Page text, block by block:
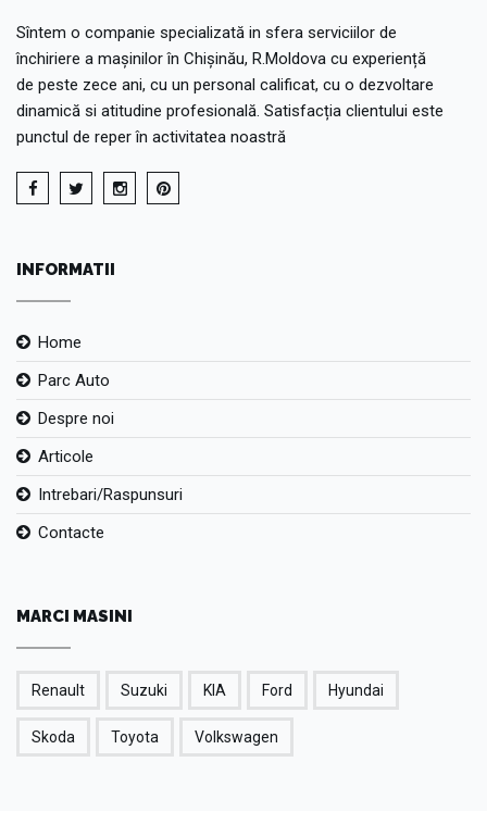
Sîntem o companie specializată in sfera serviciilor de
închiriere a mașinilor în Chișinău, R.Moldova cu experiență
de peste zece ani, cu un personal calificat, cu o dezvoltare
dinamică si atitudine profesională. Satisfacția clientului este
punctul de reper în activitatea noastră
INFORMATII
Home
Parc Auto
Despre noi
Articole
Intrebari/Raspunsuri
Contacte
MARCI MASINI
Renault Suzuki KIA Ford Hyundai
Skoda Toyota Volkswagen